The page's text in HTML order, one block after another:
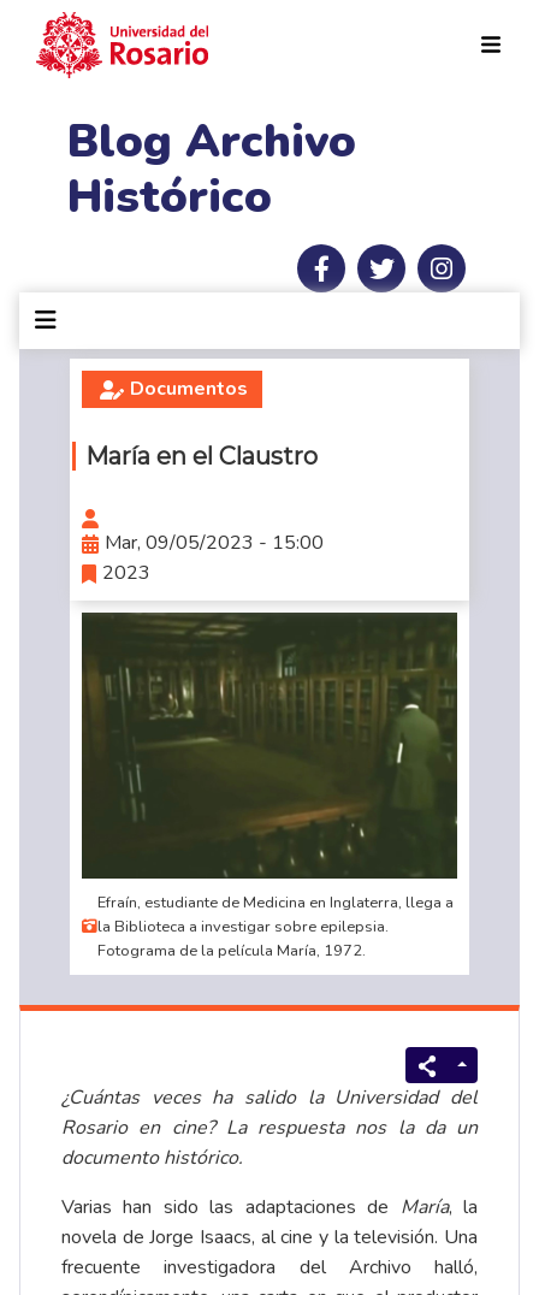
Blog Archivo
Histórico
Documentos
María en el Claustro
Mar, 09/05/2023 - 15:00
2023
Efraín, estudiante de Medicina en Inglaterra, llega a
la Biblioteca a investigar sobre epilepsia.
Fotograma de la película María, 1972.
¿Cuántas veces ha salido la Universidad del
Rosario en cine? La respuesta nos la da un
documento histórico.
Varias han sido las adaptaciones de María, la
novela de Jorge Isaacs, al cine y la televisión. Una
frecuente investigadora del Archivo halló,